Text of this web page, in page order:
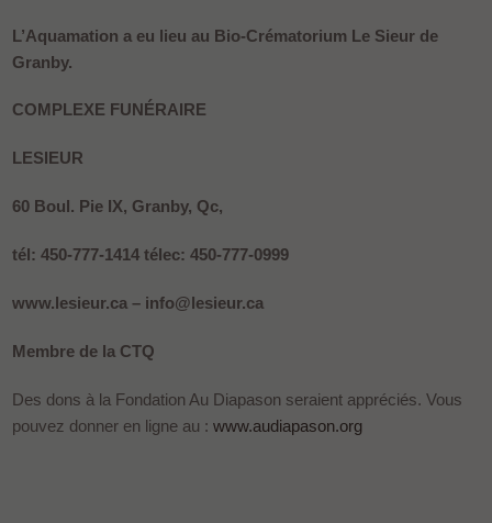
L’Aquamation a eu lieu au Bio-Crématorium Le Sieur de
Granby.
COMPLEXE FUNÉRAIRE
LESIEUR
60 Boul. Pie IX, Granby, Qc,
tél: 450-777-1414 télec: 450-777-0999
www.lesieur.ca – info@lesieur.ca
Membre de la CTQ
Des dons à la Fondation Au Diapason seraient appréciés. Vous
pouvez donner en ligne au :www.audiapason.org